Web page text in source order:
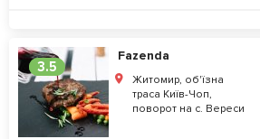
3.5
Fazenda
Житомир, об'їзна
траса Київ-Чоп,
поворот на с. Вереси